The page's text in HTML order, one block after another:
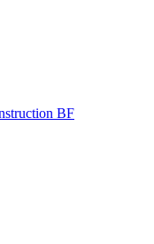
BF